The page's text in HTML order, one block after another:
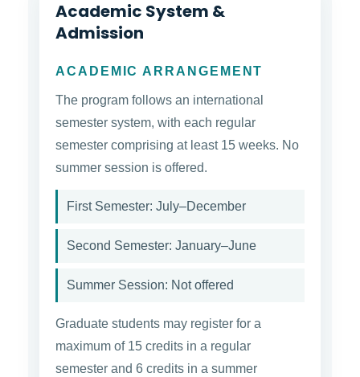
Academic System &
Admission
ACADEMIC ARRANGEMENT
The program follows an international
semester system, with each regular
semester comprising at least 15 weeks. No
summer session is offered.
First Semester: July–December
Second Semester: January–June
Summer Session: Not offered
Graduate students may register for a
maximum of 15 credits in a regular
semester and 6 credits in a summer